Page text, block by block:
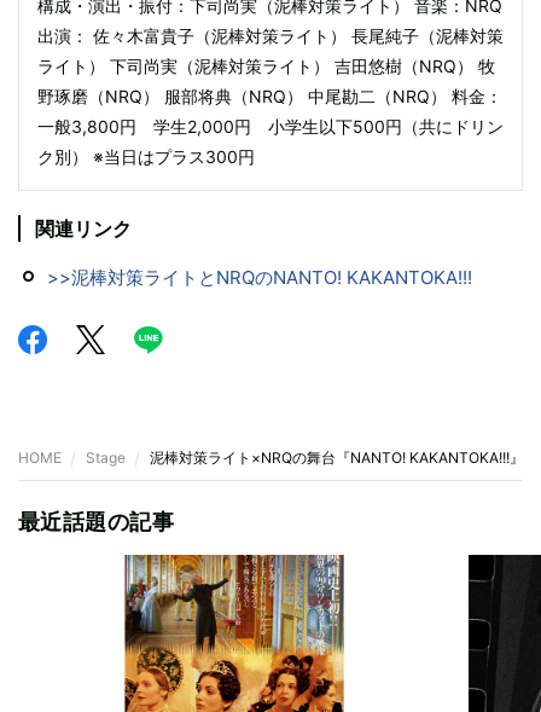
構成・演出・振付：下司尚実（泥棒対策ライト） 音楽：NRQ
出演： 佐々木富貴子（泥棒対策ライト） 長尾純子（泥棒対策
ライト） 下司尚実（泥棒対策ライト） 吉田悠樹（NRQ） 牧
野琢磨（NRQ） 服部将典（NRQ） 中尾勘二（NRQ） 料金：
一般3,800円 学生2,000円 小学生以下500円（共にドリン
ク別） ※当日はプラス300円
関連リンク
>>泥棒対策ライトとNRQのNANTO! KAKANTOKA!!!
HOME Stage 泥棒対策ライト×NRQの舞台『NANTO! KAKANTOKA!!!』
最近話題の記事